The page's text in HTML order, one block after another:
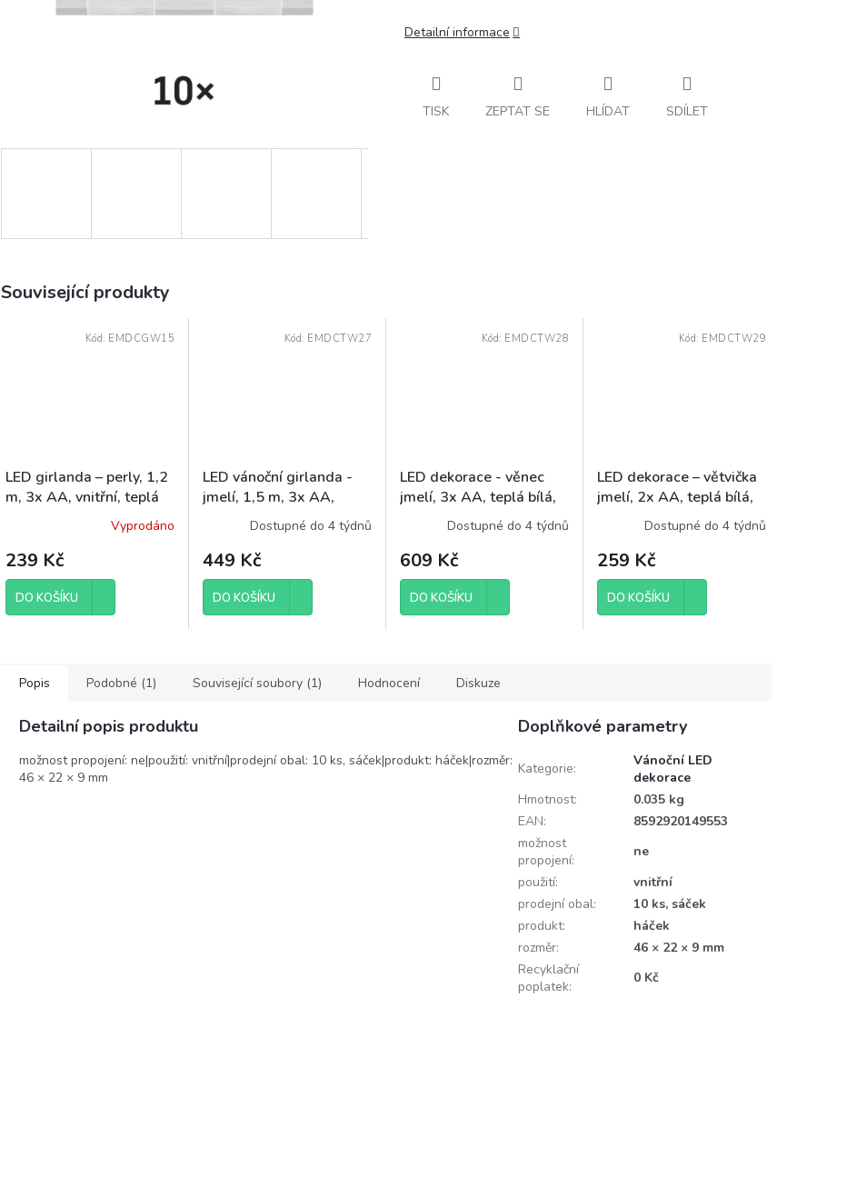
Detailní informace
TISK ZEPTAT SE HLÍDAT SDÍLET
Související produkty
LED girlanda – perly, 1,2
m, 3x AA, vnitřní, teplá
Vyprodáno
239 Kč
DO KOŠÍKU
Kód: EMDCGW15
LED vánoční girlanda -
jmelí, 1,5 m, 3x AA,
vnitřní, teplá bílá,
Dostupné do 4 týdnů
449 Kč
DO KOŠÍKU
Kód: EMDCTW27
LED dekorace - věnec
jmelí, 3x AA, teplá bílá,
časovačDostupné do 4 týdnů
609 Kč
DO KOŠÍKU
Kód: EMDCTW28
LED dekorace – větvička
jmelí, 2x AA, teplá bílá,
časovačDostupné do 4 týdnů
259 Kč
DO KOŠÍKU
Kód: EMDCTW29
Popis Podobné (1) Související soubory (1) Hodnocení Diskuze
Detailní popis produktu
možnost propojení: ne|použití: vnitřní|prodejní obal: 10 ks, sáček|produkt: háček|rozměr:
46 × 22 × 9 mm
Doplňkové parametry
Kategorie:
Vánoční LED
dekorace
Hmotnost:
0.035 kg
EAN:
8592920149553
možnost
propojení:
ne
použití:
vnitřní
prodejní obal:
10 ks, sáček
produkt:
háček
rozměr:
46 × 22 × 9 mm
Recyklační
poplatek:
0 Kč